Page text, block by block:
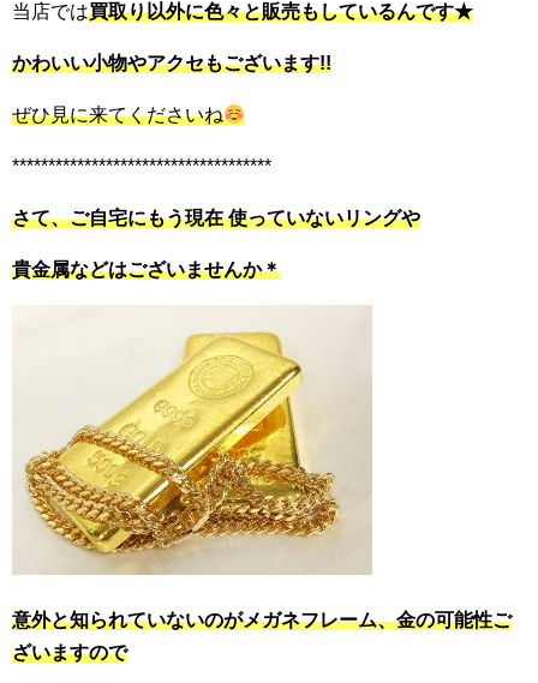
当店では買取り以外に色々と販売もしているんです★
かわいい小物やアクセもございます!!
ぜひ見に来てくださいね
************************************
さて、ご自宅にもう現在 使っていないリングや
貴金属などはございませんか＊
意外と知られていないのがメガネフレーム、金の可能性ご
ざいますので